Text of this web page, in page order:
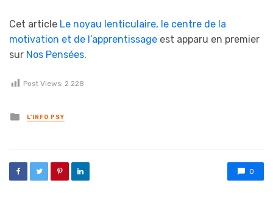
Cet article Le noyau lenticulaire, le centre de la
motivation et de l’apprentissage est apparu en premier
sur Nos Pensées.
Post Views: 2 228
Posted in
L'INFO PSY
0